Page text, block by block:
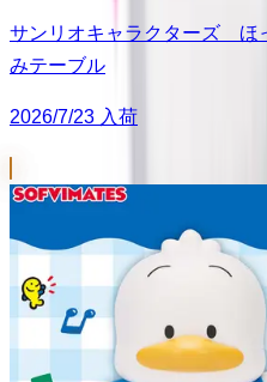
サンリオキャラクターズ ほ
みテーブル
2026/7/23 入荷